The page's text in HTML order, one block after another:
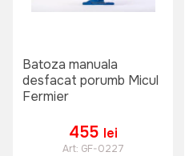
Batoza manuala
desfacat porumb Micul
Fermier
455 lei
Art: GF-0227